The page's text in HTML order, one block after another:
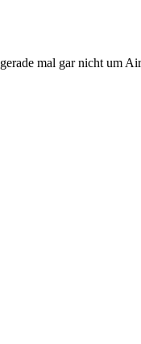
mal gar nicht um